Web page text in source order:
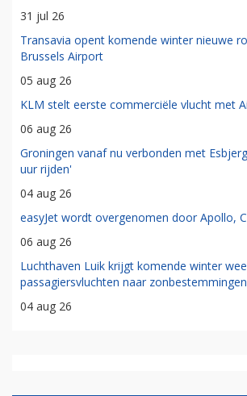
31 jul 26
Transavia opent komende winter nieuwe
Brussels Airport
05 aug 26
KLM stelt eerste commerciële vlucht met
06 aug 26
Groningen vanaf nu verbonden met
uur rijden'
04 aug 26
easyJet wordt overgenomen door Apollo,
06 aug 26
Luchthaven Luik krijgt komende winter
passagiersvluchten naar zonbestemmingen
04 aug 26